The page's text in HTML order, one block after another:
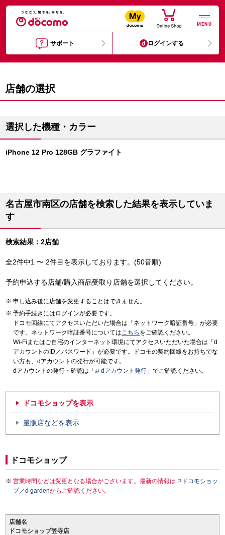
MENU
サポート ログインする
店舗の選択
選択した機種・カラー
iPhone 12 Pro 128GB グラファイト
名古屋市南区の店舗を検索した結果を表示していま
す
検索結果：2店舗
全2件中1 〜 2件目を表示しております。(50音順)
予約申込する店舗/購入商品受取り店舗を選択してください。
申し込み後に店舗を変更することはできません。
予約手続きにはログインが必要です。
ドコモ回線にてアクセスいただいた場合は「ネットワーク暗証番号」が必要
です。ネットワーク暗証番号についてはこちら をご確認ください。
Wi-Fiまたはご自宅のインターネット環境にてアクセスいただいた場合は「d
アカウントのID／パスワード」が必要です。ドコモの契約回線をお持ちでな
い方も、dアカウントの発行が可能です。
dアカウントの発行・確認は「
dアカウント発行 」でご確認ください。
ドコモショップを表示
量販店などを表示
ドコモショップ
営業時間などは変更となる場合がございます。最新の情報は
ドコモショッ
プ／d gardenからご確認ください。
店舗名
ドコモショップ笠寺店